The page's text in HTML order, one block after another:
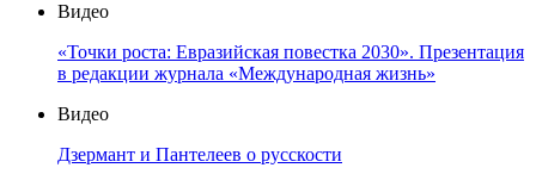
Видео
«Точки роста: Евразийская повестка 2030». Презентация
в редакции журнала «Международная жизнь»
Видео
Дзермант и Пантелеев о русскости